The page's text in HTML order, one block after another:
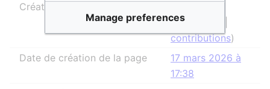
Créateur de la page
(discussion
contributions)
Date de création de la page
17 mars 2026 à
17:38
Manage preferences